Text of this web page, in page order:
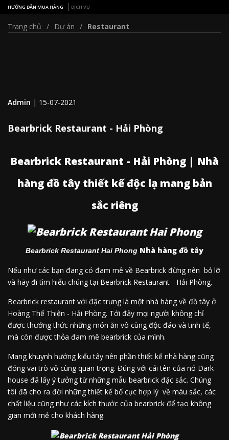
HƯỚNG DẪN MUA HÀNG DỊCH VỤ
Trang chủ Dự án Restaurant
Admin | 15-07-2021
Bearbrick Restaurant - Hải Phòng
Bearbrick Restaurant - Hải Phòng | Nhà
hàng đồ tây thiết kế độc lạ mang bản
sắc riêng
Bearbrick Restaurant Hai Phong Nhà hàng đồ tây
Nếu như các bạn đang có đam mê về Bearbrick đừng nên bỏ lỡ
và hãy đi tìm hiểu chúng tại Bearbrick Restaurant - Hải Phòng.
Bearbrick restaurant với đặc trưng là một nhà hàng về đồ tây ở
Hoàng Thế Thiện - Hải Phòng. Tới đây mọi người không chỉ
được thưởng thức những món ăn vô cùng độc đáo và tinh tế,
mà còn được thỏa đam mê bearbrick của mình.
Mang khuynh hướng kiểu tây nên phần thiết kế nhà hàng cũng
đóng vai trò vô cùng quan trọng. Đúng với cái tên của nó Dark
house đã lấy ý tưởng từ những mẫu bearbrick đặc sắc. Chúng
tôi đã cho ra đời những thiết kế bố cục hợp lý về màu sắc, các
chất liệu cũng như các kích thước của bearbrick để tạo không
gian mới mẻ cho khách hàng.